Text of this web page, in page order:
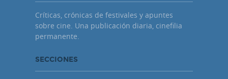
Críticas, crónicas de festivales y apuntes
sobre cine. Una publicación diaria, cinefilia
permanente.
SECCIONES